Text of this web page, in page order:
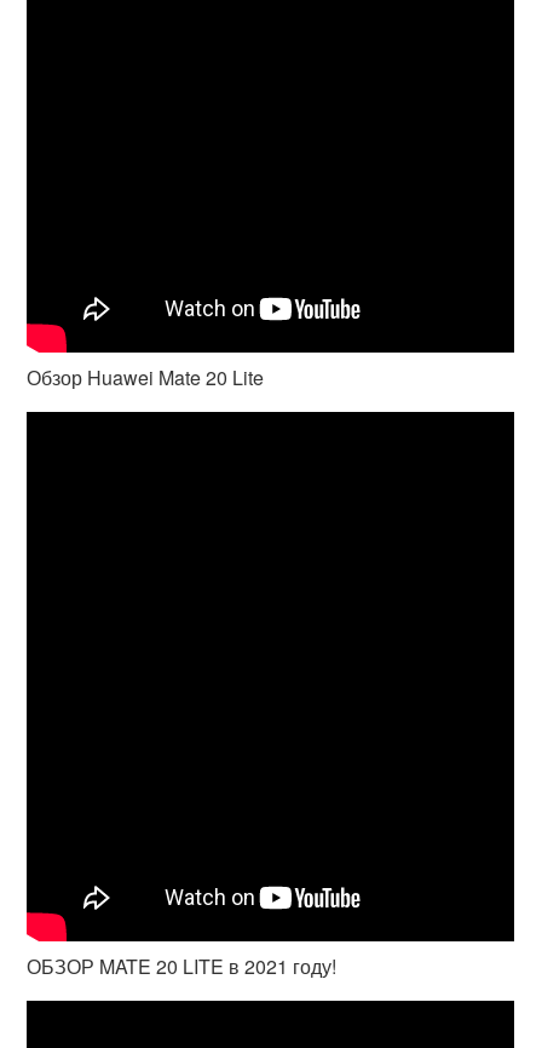
Обзор Huawei Mate 20 Lite
ОБЗОР MATE 20 LITE в 2021 году!